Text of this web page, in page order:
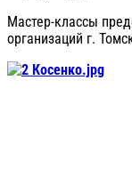
Мастер-классы
организаций г.